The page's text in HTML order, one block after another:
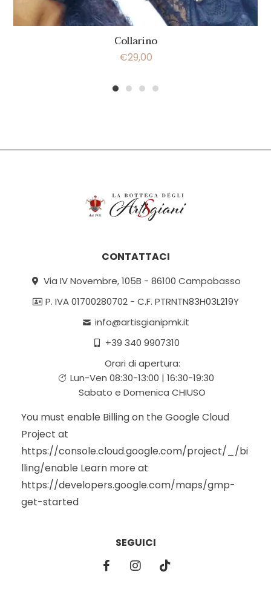
Collarino
€29,00
CONTATTACI
Via IV Novembre, 105B - 86100 Campobasso
P. IVA 01700280702 - C.F. PTRNTN83H03L219Y
info@artisgianipmk.it
+39 340 9907310
Orari di apertura:
Lun-Ven 08:30-13:00 | 16:30-19:30
Sabato e Domenica CHIUSO
You must enable Billing on the Google Cloud
Project at
https://console.cloud.google.com/project/_/bi
lling/enable Learn more at
https://developers.google.com/maps/gmp-
get-started
SEGUICI